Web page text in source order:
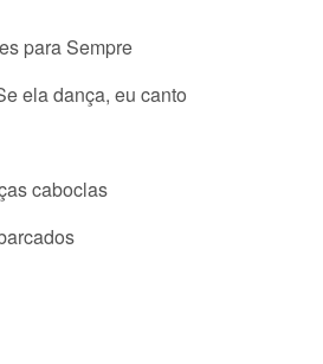
para Sempre
ela dança, eu canto
caboclas